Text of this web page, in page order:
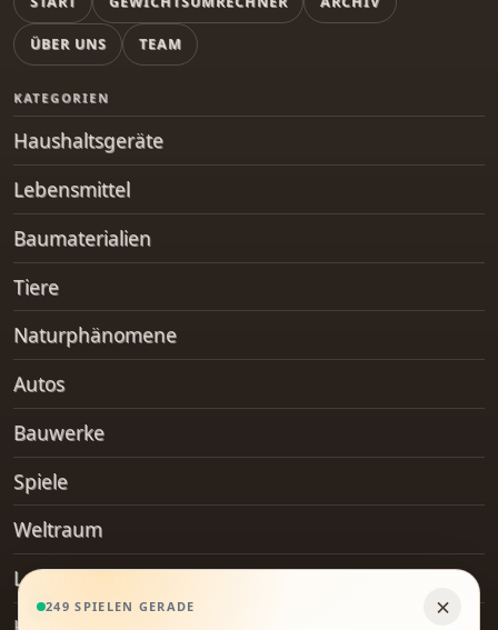
ÜBER UNS TEAM
KATEGORIEN
Haushaltsgeräte
Lebensmittel
Baumaterialien
Tiere
Naturphänomene
Autos
Bauwerke
Spiele
Weltraum
Landformen